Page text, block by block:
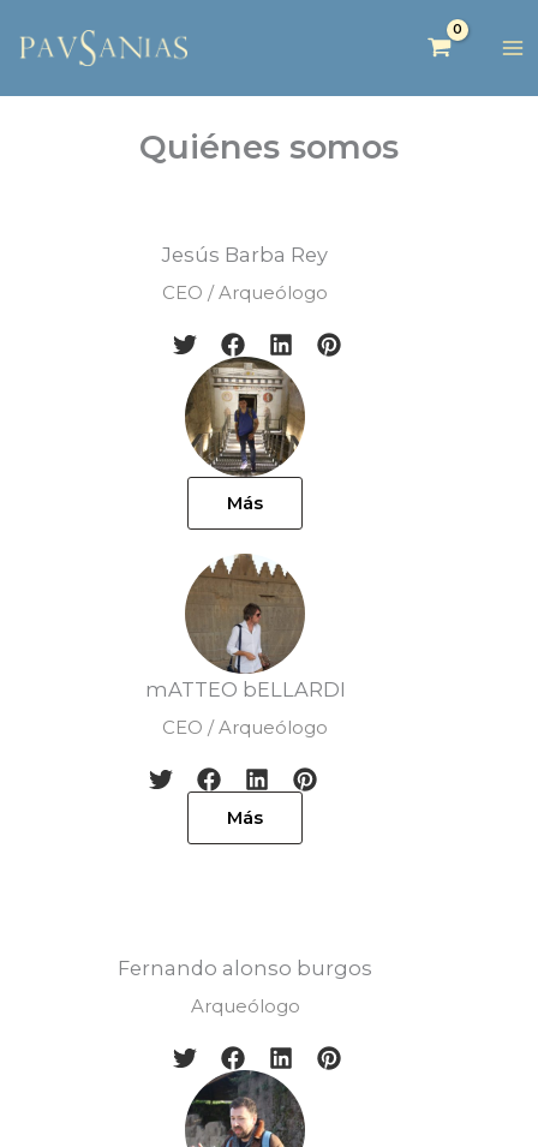
Quiénes somos
Jesús Barba Rey
CEO / Arqueólogo
Más
mATTEO bELLARDI
CEO / Arqueólogo
Más
Fernando alonso burgos
Arqueólogo